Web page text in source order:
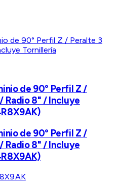
de 90° Perfil Z /
Radio 8" / Incluye
de 90° Perfil Z /
Radio 8" / Incluye